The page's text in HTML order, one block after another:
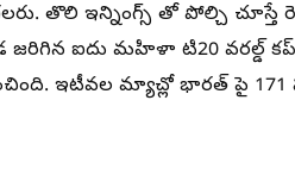
తొలి ఇన్నింగ్స్ తో పోల్చి
జరిగిన ఐదు మహిళా టి20 వరల్డ్
ఇటీవల మ్యాచ్లో భారత్ పై 171